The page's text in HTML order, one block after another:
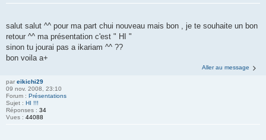
salut salut ^^ pour ma part chui nouveau mais bon , je te souhaite un bon
retour ^^ ma présentation c'est " HI "
sinon tu jourai pas a ikariam ^^ ??
bon voila a+
Aller au message
par eikichi29
09 nov. 2008, 23:10
Forum : Présentations
Sujet : HI !!!
Réponses : 34
Vues : 44088